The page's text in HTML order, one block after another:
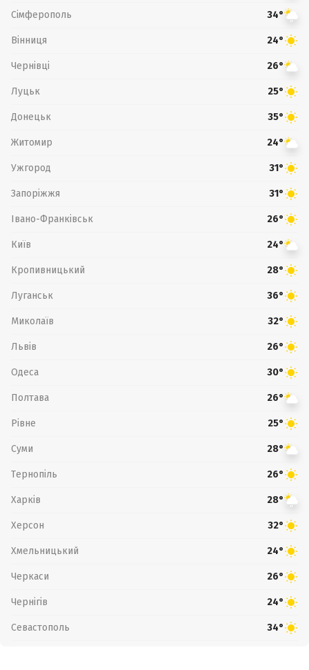
Сімферополь 34°
Вінниця 24°
Чернівці 26°
Луцьк 25°
Донецьк 35°
Житомир 24°
Ужгород 31°
Запоріжжя 31°
Івано-Франківськ 26°
Київ 24°
Кропивницький 28°
Луганськ 36°
Миколаїв 32°
Львів 26°
Одеса 30°
Полтава 26°
Рівне 25°
Суми 28°
Тернопіль 26°
Харків 28°
Херсон 32°
Хмельницький 24°
Черкаси 26°
Чернігів 24°
Севастополь 34°